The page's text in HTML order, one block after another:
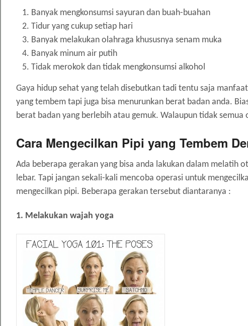
Banyak mengkonsumsi sayuran dan buah-buahan
Tidur yang cukup setiap hari
Banyak melakukan olahraga khususnya senam muka
Banyak minum air putih
Tidak merokok dan tidak mengkonsumsi alkohol
Gaya hidup sehat yang telah disebutkan tadi tentu saja
yang tembem tapi juga bisa menurunkan berat badan anda.
berat badan yang berlebih atau gemuk. Walaupun tidak
Cara Mengecilkan Pipi yang Tembem
Ada beberapa gerakan yang bisa anda lakukan dalam melatih
lebar. Tapi jangan sekali-kali mencoba operasi untuk
mengecilkan pipi. Beberapa gerakan tersebut diantaranya :
1. Melakukan wajah yoga